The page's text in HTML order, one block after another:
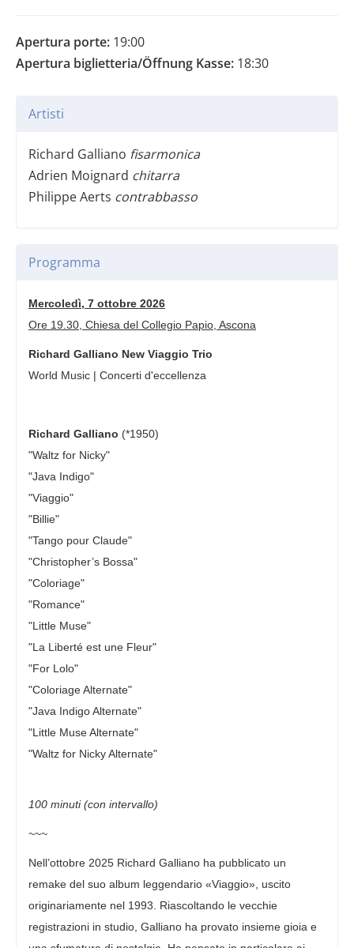
Apertura porte: 19:00
Apertura biglietteria/Öffnung Kasse: 18:30
Artisti
Richard Galliano fisarmonica
Adrien Moignard chitarra
Philippe Aerts contrabbasso
Programma
Mercoledì, 7 ottobre 2026
Ore 19.30, Chiesa del Collegio Papio, Ascona
Richard Galliano New Viaggio Trio
World Music | Concerti d'eccellenza
Richard Galliano (*1950)
"Waltz for Nicky"
"Java Indigo"
"Viaggio"
"Billie"
"Tango pour Claude"
"Christopher’s Bossa"
"Coloriage"
"Romance"
"Little Muse"
"La Liberté est une Fleur"
"For Lolo"
"Coloriage Alternate"
"Java Indigo Alternate"
"Little Muse Alternate"
"Waltz for Nicky Alternate"
100 minuti (con intervallo)
~~~
Nell’ottobre 2025 Richard Galliano ha pubblicato un
remake del suo album leggendario «Viaggio», uscito
originariamente nel 1993. Riascoltando le vecchie
registrazioni in studio, Galliano ha provato insieme gioia e